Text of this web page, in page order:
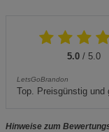
5.0 / 5.0
LetsGoBrandon
Top. Preisgünstig
Hinweise zum